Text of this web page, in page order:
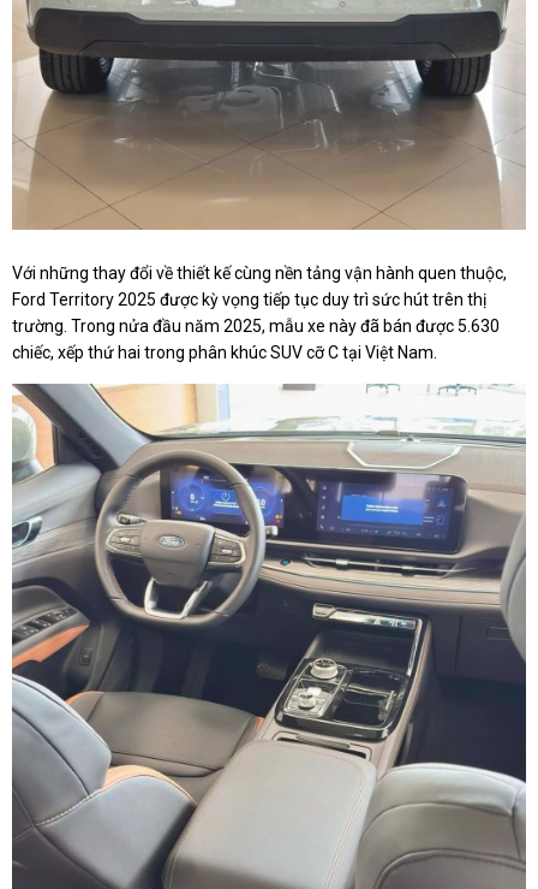
Với những thay đổi về thiết kế cùng nền tảng vận hành quen thuộc,
Ford Territory 2025 được kỳ vọng tiếp tục duy trì sức hút trên thị
trường. Trong nửa đầu năm 2025, mẫu xe này đã bán được 5.630
chiếc, xếp thứ hai trong phân khúc SUV cỡ C tại Việt Nam.